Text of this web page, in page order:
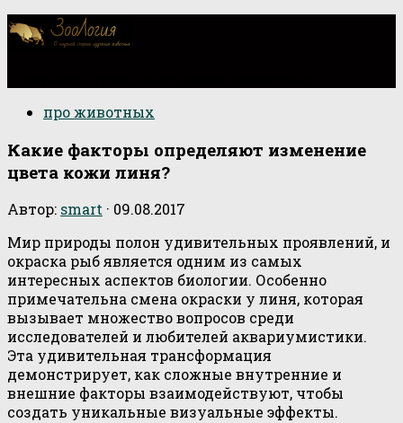
про животных
Какие факторы определяют изменение
цвета кожи линя?
Автор: smart · 09.08.2017
Мир природы полон удивительных проявлений, и
окраска рыб является одним из самых
интересных аспектов биологии. Особенно
примечательна смена окраски у линя, которая
вызывает множество вопросов среди
исследователей и любителей аквариумистики.
Эта удивительная трансформация
демонстрирует, как сложные внутренние и
внешние факторы взаимодействуют, чтобы
создать уникальные визуальные эффекты.